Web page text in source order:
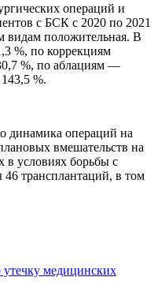
операций и
с БСК с 2020 по 2021
видам положительная. В
%, по коррекциям
%, по аблациям —
%.
динамика операций на
вмешательств на
в условиях борьбы с
трансплантаций, в том
медицинских